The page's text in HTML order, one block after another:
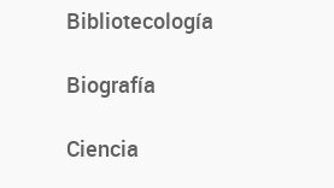
Bibliotecología
Biografía
Ciencia